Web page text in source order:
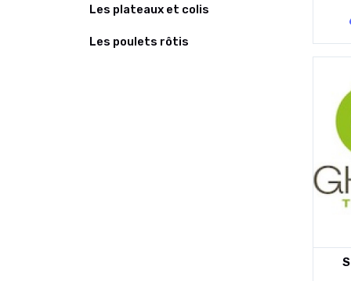
Les plateaux et colis
Les poulets rôtis